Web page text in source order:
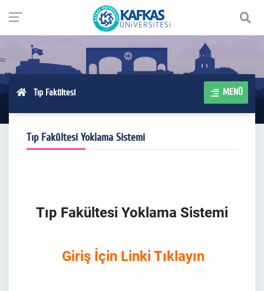
Tıp Fakültesi MENÜ
Tıp Fakültesi Yoklama Sistemi
Tıp Fakültesi Yoklama Sistemi
Giriş İçin Linki Tıklayın